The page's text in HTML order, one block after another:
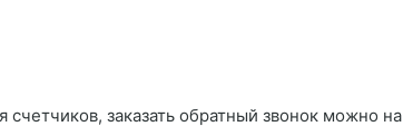
счетчиков, заказать обратный звонок можно на